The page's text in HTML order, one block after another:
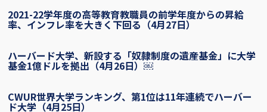
2021-22学年度の高等教育教職員の前学年度からの昇給
率、インフレ率を大きく下回る（4月27日）
ハーバード大学、新設する「奴隷制度の遺産基金」に大学
基金1億ドルを拠出（4月26日）￼
CWUR世界大学ランキング、第1位は11年連続でハーバー
ド大学（4月25日）